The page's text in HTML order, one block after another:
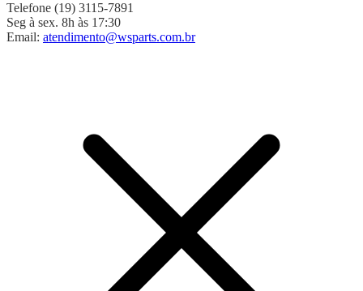
Telefone (19) 3115-7891
Seg à sex. 8h às 17:30
Email: atendimento@wsparts.com.br